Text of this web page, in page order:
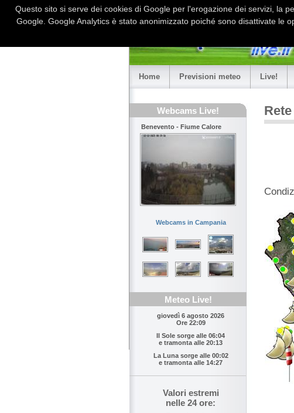
Home Previsioni meteo Live!
Webcams Live!
Benevento - Fiume Calore
Webcams in Campania
Meteo Live!
giovedì 6 agosto 2026
Ore 22:09
Il Sole sorge alle 06:04
e tramonta alle 20:13
La Luna sorge alle 00:02
e tramonta alle 14:27
Valori estremi
nelle 24 ore:
Questo sito si serve dei cookies di Google per l'erogazione dei servizi, la
Google. Google Analytics è stato anonimizzato poiché sono disattivate le